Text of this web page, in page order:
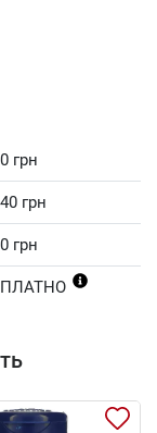
грн
грн
грн